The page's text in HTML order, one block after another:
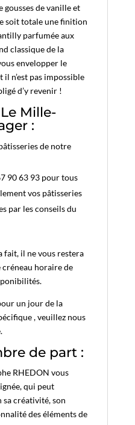
gousses de vanille et
soit totale une finition
parfumée aux
classique de la
envelopper le
n’est pas impossible
d’y revenir !
Mille-
:
de notre
90 63 93 pour tous
vos pâtisseries
par les conseils du
fait, il ne vous restera
créneau horaire de
un jour de la
, veuillez nous
de part :
RHEDON vous
qui peut
sa créativité, son
des éléments de